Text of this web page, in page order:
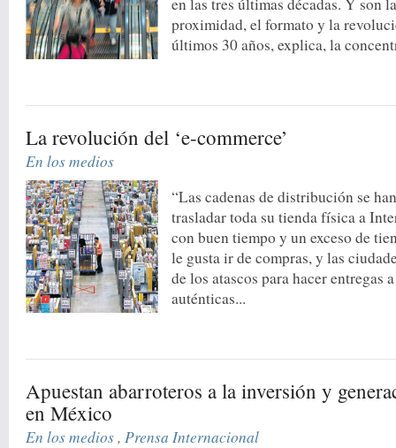
proximidad, el formato y la
últimos 30 años, explica, la
La revolución del ‘e-commerce’
En los medios
“Las cadenas de distribución se
trasladar toda su tienda física a
con buen tiempo y un exceso de
le gusta ir de compras, y las
de los atascos para hacer entregas
auténticas...
Apuestan abarroteros a la inversión y
en México
En los medios,Prensa Internacional